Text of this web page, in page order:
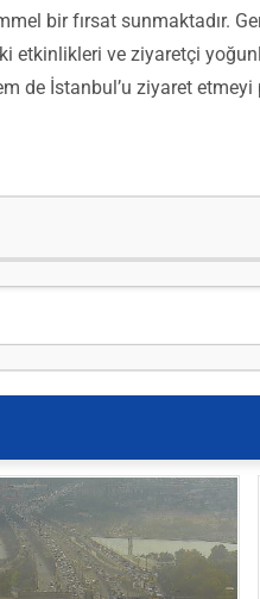
bir fırsat sunmaktadır.
etkinlikleri ve ziyaretçi
de İstanbul’u ziyaret